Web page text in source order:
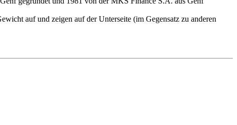
auf und zeigen auf der Unterseite (im Gegensatz zu anderen